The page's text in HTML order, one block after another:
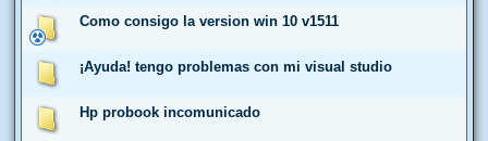
Como consigo la version win 10 v1511
¡Ayuda! tengo problemas con mi visual studio
Hp probook incomunicado